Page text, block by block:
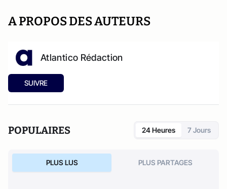
A PROPOS DES AUTEURS
Atlantico Rédaction
SUIVRE
POPULAIRES 24 Heures 7 Jours
PLUS LUS PLUS PARTAGES